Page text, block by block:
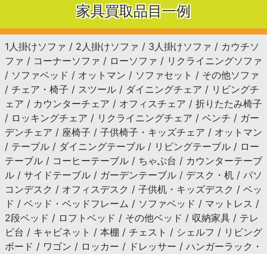
家具買取品目一例
1人掛けソファ / 2人掛けソファ / 3人掛けソファ / カウチソ
ファ / コーナーソファ / ローソファ / リクライニングソファ
/ ソファベッド / オットマン / ソファセット / その他ソファ
/ チェア・椅子 / スツール / ダイニングチェア / リビングチ
ェア / カウンターチェア / オフィスチェア / 折りたたみ椅子
/ ロッキングチェア / リクライニングチェア / ベンチ / ガー
デンチェア / 座椅子 / 子供椅子・キッズチェア / オットマン
/ テーブル / ダイニングテーブル / リビングテーブル / ロー
テーブル / コーヒーテーブル / ちゃぶ台 / カウンターテーブ
ル / サイドテーブル / ガーデンテーブル / デスク・机 / パソ
コンデスク / オフィスデスク / 子供机・キッズデスク / ベッ
ド / ベッド・ベッドフレーム / ソファベッド / マットレス /
2段ベッド / ロフトベッド / その他ベッド / 収納家具 / テレ
ビ台 / キャビネット / 本棚 / チェスト / シェルフ / リビング
ボード / ワゴン / ロッカー / ドレッサー / ハンガーラック・